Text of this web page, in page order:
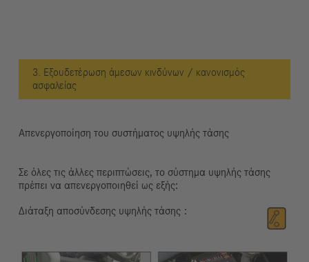
3. Εξουδετέρωση άμεσων κινδύνων / κανονισμός
ασφαλείας
Απενεργοποίηση του συστήματος υψηλής τάσης
Σε όλες τις άλλες περιπτώσεις, το σύστημα υψηλής τάσης
πρέπει να απενεργοποιηθεί ως εξής:
Διάταξη αποσύνδεσης υψηλής τάσης